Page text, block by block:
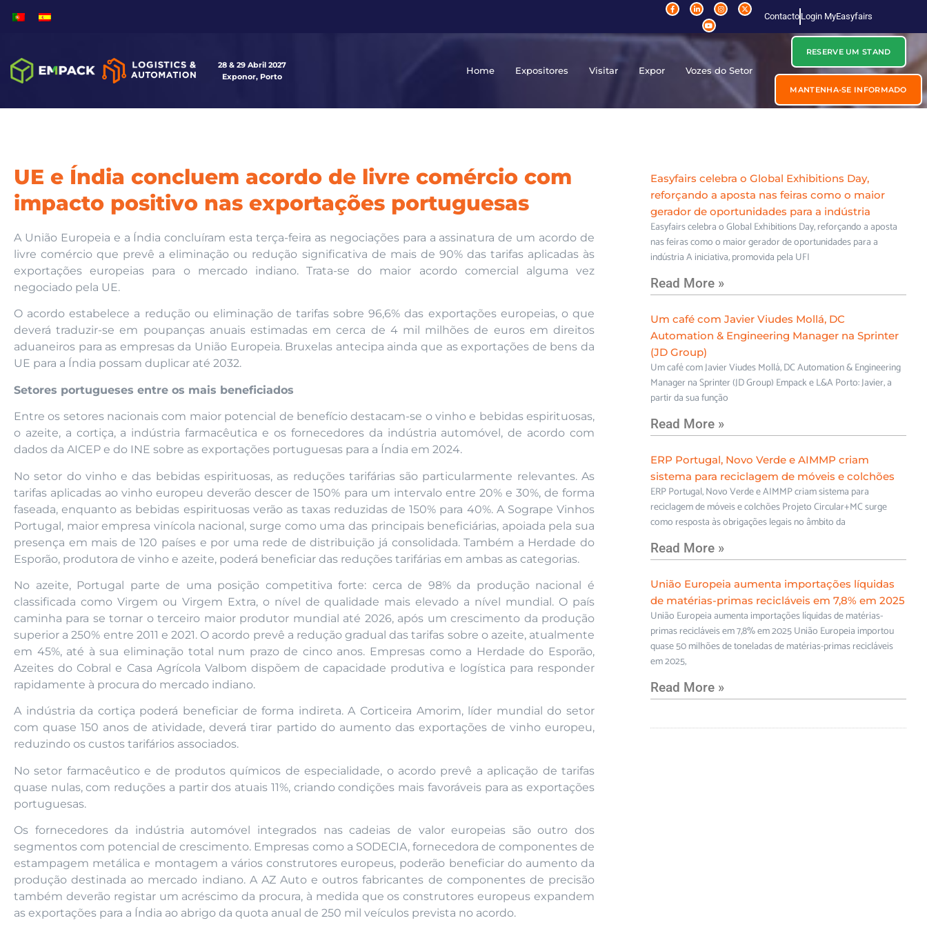
Contacto Login MyEasyfairs
28 & 29 Abril 2027
Exponor, Porto
Home Expositores Visitar Expor Vozes do Setor
RESERVE UM STAND
MANTENHA-SE INFORMADO
UE e Índia concluem acordo de livre comércio com
impacto positivo nas exportações portuguesas
A União Europeia e a Índia concluíram esta terça-feira as negociações para a assinatura de um acordo de
livre comércio que prevê a eliminação ou redução significativa de mais de 90% das tarifas aplicadas às
exportações europeias para o mercado indiano. Trata-se do maior acordo comercial alguma vez
negociado pela UE.
O acordo estabelece a redução ou eliminação de tarifas sobre 96,6% das exportações europeias, o que
deverá traduzir-se em poupanças anuais estimadas em cerca de 4 mil milhões de euros em direitos
aduaneiros para as empresas da União Europeia. Bruxelas antecipa ainda que as exportações de bens da
UE para a Índia possam duplicar até 2032.
Setores portugueses entre os mais beneficiados
Entre os setores nacionais com maior potencial de benefício destacam-se o vinho e bebidas espirituosas,
o azeite, a cortiça, a indústria farmacêutica e os fornecedores da indústria automóvel, de acordo com
dados da AICEP e do INE sobre as exportações portuguesas para a Índia em 2024.
No setor do vinho e das bebidas espirituosas, as reduções tarifárias são particularmente relevantes. As
tarifas aplicadas ao vinho europeu deverão descer de 150% para um intervalo entre 20% e 30%, de forma
faseada, enquanto as bebidas espirituosas verão as taxas reduzidas de 150% para 40%. A Sogrape Vinhos
Portugal, maior empresa vinícola nacional, surge como uma das principais beneficiárias, apoiada pela sua
presença em mais de 120 países e por uma rede de distribuição já consolidada. Também a Herdade do
Esporão, produtora de vinho e azeite, poderá beneficiar das reduções tarifárias em ambas as categorias.
No azeite, Portugal parte de uma posição competitiva forte: cerca de 98% da produção nacional é
classificada como Virgem ou Virgem Extra, o nível de qualidade mais elevado a nível mundial. O país
caminha para se tornar o terceiro maior produtor mundial até 2026, após um crescimento da produção
superior a 250% entre 2011 e 2021. O acordo prevê a redução gradual das tarifas sobre o azeite, atualmente
em 45%, até à sua eliminação total num prazo de cinco anos. Empresas como a Herdade do Esporão,
Azeites do Cobral e Casa Agrícola Valbom dispõem de capacidade produtiva e logística para responder
rapidamente à procura do mercado indiano.
A indústria da cortiça poderá beneficiar de forma indireta. A Corticeira Amorim, líder mundial do setor
com quase 150 anos de atividade, deverá tirar partido do aumento das exportações de vinho europeu,
reduzindo os custos tarifários associados.
No setor farmacêutico e de produtos químicos de especialidade, o acordo prevê a aplicação de tarifas
quase nulas, com reduções a partir dos atuais 11%, criando condições mais favoráveis para as exportações
portuguesas.
Os fornecedores da indústria automóvel integrados nas cadeias de valor europeias são outro dos
segmentos com potencial de crescimento. Empresas como a SODECIA, fornecedora de componentes de
estampagem metálica e montagem a vários construtores europeus, poderão beneficiar do aumento da
produção destinada ao mercado indiano. A AZ Auto e outros fabricantes de componentes de precisão
também deverão registar um acréscimo da procura, à medida que os construtores europeus expandem
as exportações para a Índia ao abrigo da quota anual de 250 mil veículos prevista no acordo.
Easyfairs celebra o Global Exhibitions Day,
reforçando a aposta nas feiras como o maior
gerador de oportunidades para a indústria
Easyfairs celebra o Global Exhibitions Day, reforçando a aposta
nas feiras como o maior gerador de oportunidades para a
indústria A iniciativa, promovida pela UFI
Read More »
Um café com Javier Viudes Mollá, DC
Automation & Engineering Manager na Sprinter
(JD Group)
Um café com Javier Viudes Mollá, DC Automation & Engineering
Manager na Sprinter (JD Group) Empack e L&A Porto: Javier, a
partir da sua função
Read More »
ERP Portugal, Novo Verde e AIMMP criam
sistema para reciclagem de móveis e colchões
ERP Portugal, Novo Verde e AIMMP criam sistema para
reciclagem de móveis e colchões Projeto Circular+MC surge
como resposta às obrigações legais no âmbito da
Read More »
União Europeia aumenta importações líquidas
de matérias-primas recicláveis em 7,8% em 2025
União Europeia aumenta importações líquidas de matérias-
primas recicláveis em 7,8% em 2025 União Europeia importou
quase 50 milhões de toneladas de matérias-primas recicláveis
em 2025,
Read More »